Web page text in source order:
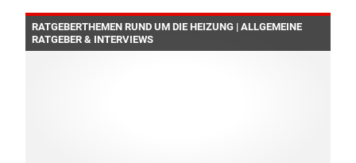
RATGEBERTHEMEN RUND UM DIE HEIZUNG | ALLGEMEINE
RATGEBER & INTERVIEWS